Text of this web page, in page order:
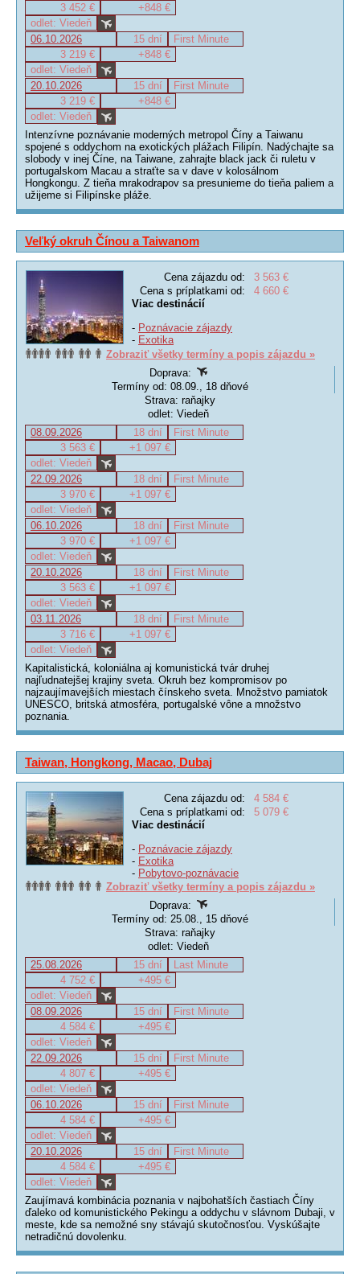
3 452 €
+848 €
odlet: Viedeň
06.10.2026
15 dní
First Minute
3 219 €
+848 €
odlet: Viedeň
20.10.2026
15 dní
First Minute
3 219 €
+848 €
odlet: Viedeň
Intenzívne poznávanie moderných metropol Číny a Taiwanu
spojené s oddychom na exotických plážach Filipín. Nadýchajte sa
slobody v inej Číne, na Taiwane, zahrajte black jack či ruletu v
portugalskom Macau a straťte sa v dave v kolosálnom
Hongkongu. Z tieňa mrakodrapov sa presunieme do tieňa paliem a
užijeme si Filipínske pláže.
Veľký okruh Čínou a Taiwanom
Cena zájazdu od:
3 563 €
Cena s príplatkami od:
4 660 €
Viac destinácií
- Poznávacie zájazdy
- Exotika
Zobraziť všetky termíny a popis zájazdu »
Doprava:
Termíny od: 08.09., 18 dňové
Strava: raňajky
odlet: Viedeň
08.09.2026
18 dní
First Minute
3 563 €
+1 097 €
odlet: Viedeň
22.09.2026
18 dní
First Minute
3 970 €
+1 097 €
odlet: Viedeň
06.10.2026
18 dní
First Minute
3 970 €
+1 097 €
odlet: Viedeň
20.10.2026
18 dní
First Minute
3 563 €
+1 097 €
odlet: Viedeň
03.11.2026
18 dní
First Minute
3 716 €
+1 097 €
odlet: Viedeň
Kapitalistická, koloniálna aj komunistická tvár druhej
najľudnatejšej krajiny sveta. Okruh bez kompromisov po
najzaujímavejších miestach čínskeho sveta. Množstvo pamiatok
UNESCO, britská atmosféra, portugalské vône a množstvo
poznania.
Taiwan, Hongkong, Macao, Dubaj
Cena zájazdu od:
4 584 €
Cena s príplatkami od:
5 079 €
Viac destinácií
- Poznávacie zájazdy
- Exotika
- Pobytovo-poznávacie
Zobraziť všetky termíny a popis zájazdu »
Doprava:
Termíny od: 25.08., 15 dňové
Strava: raňajky
odlet: Viedeň
25.08.2026
15 dní
Last Minute
4 752 €
+495 €
odlet: Viedeň
08.09.2026
15 dní
First Minute
4 584 €
+495 €
odlet: Viedeň
22.09.2026
15 dní
First Minute
4 807 €
+495 €
odlet: Viedeň
06.10.2026
15 dní
First Minute
4 584 €
+495 €
odlet: Viedeň
20.10.2026
15 dní
First Minute
4 584 €
+495 €
odlet: Viedeň
Zaujímavá kombinácia poznania v najbohatších častiach Číny
ďaleko od komunistického Pekingu a oddychu v slávnom Dubaji, v
meste, kde sa nemožné sny stávajú skutočnosťou. Vyskúšajte
netradičnú dovolenku.